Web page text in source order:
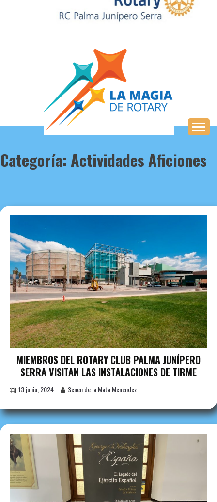
Categoría:Actividades Aficiones
MIEMBROS DEL ROTARY CLUB PALMA JUNÍPERO
SERRA VISITAN LAS INSTALACIONES DE TIRME
13 junio, 2024 Senen de la Mata Menéndez